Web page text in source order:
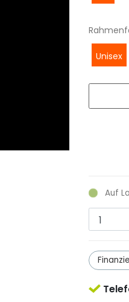
Unisex
Auf